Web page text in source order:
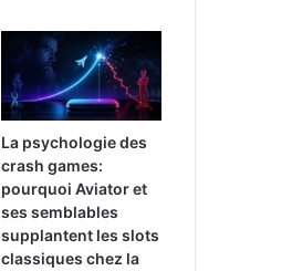
La psychologie des
crash games:
pourquoi Aviator et
ses semblables
supplantent les slots
classiques chez la